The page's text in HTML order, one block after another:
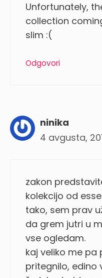
Unfortunately,
collection
slim :(
Odgovori
ninika
4 avgusta,
zakon
kolekcijo od
tako, sem prav
da grem jutri u
vse ogledam.
kaj veliko me pa
pritegnilo, edino